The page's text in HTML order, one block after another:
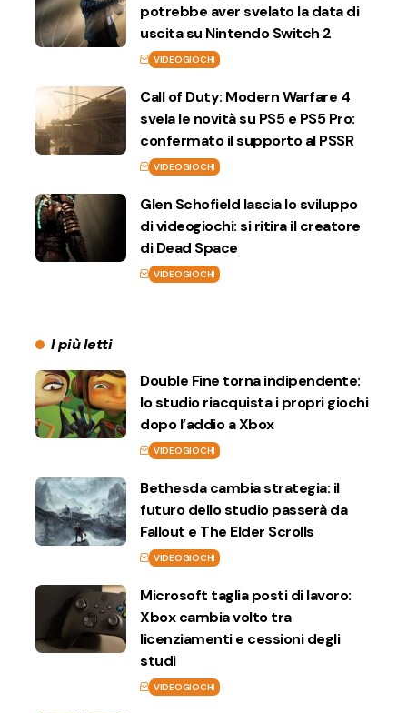
potrebbe aver svelato la data di
uscita su Nintendo Switch 2
VIDEOGIOCHI
Call of Duty: Modern Warfare 4
svela le novità su PS5 e PS5 Pro:
confermato il supporto al PSSR
VIDEOGIOCHI
Glen Schofield lascia lo sviluppo
di videogiochi: si ritira il creatore
di Dead Space
VIDEOGIOCHI
I più letti
Double Fine torna indipendente:
lo studio riacquista i propri giochi
dopo l’addio a Xbox
VIDEOGIOCHI
Bethesda cambia strategia: il
futuro dello studio passerà da
Fallout e The Elder Scrolls
VIDEOGIOCHI
Microsoft taglia posti di lavoro:
Xbox cambia volto tra
licenziamenti e cessioni degli
studi
VIDEOGIOCHI